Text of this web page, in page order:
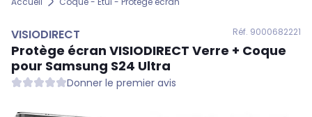
VISIODIRECT Réf. 9000682221
Protège écran VISIODIRECT Verre + Coque
pour Samsung S24 Ultra
Donner le premier avis